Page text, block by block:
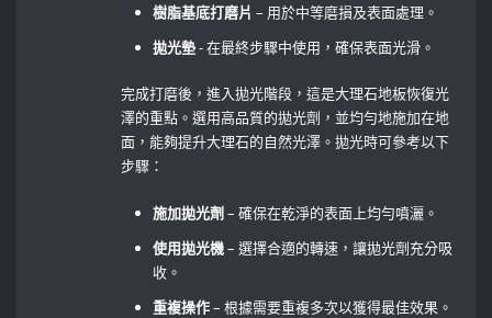
樹脂基底打磨片 – 用於中等磨損及表面處理。
拋光墊-‍ 在最終步驟中使用，確保表面光滑。
完成打磨後，進入拋光階段，這是大理石地板恢復光
澤的重點。選用高品質的拋光劑，並均勻地施加在地
面，能夠提升大理石的自然光澤。拋光時可參考以下
步驟：
施加拋光劑– 確保在乾淨的表面上均勻噴灑。
使用拋光機– 選擇合適的轉速，讓拋光劑充分吸
收。
重複操作– 根據需要重複多次以獲得最佳效果。